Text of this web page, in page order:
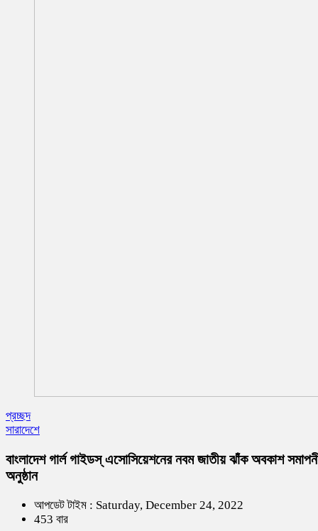
প্রচ্ছদ
সারাদেশে
বাংলাদেশ গার্ল গাইডস্ এসোসিয়েশনের নবম জাতীয় ঝাঁক অবকাশ
অনুষ্ঠান
আপডেট টাইম : Saturday, December 24, 2022
453 বার